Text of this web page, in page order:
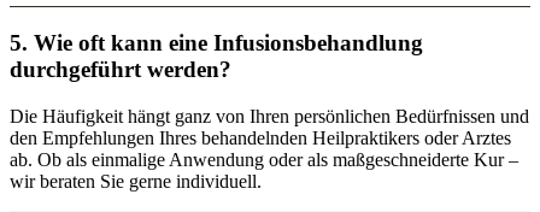
5. Wie oft kann eine Infusionsbehandlung
durchgeführt werden?
Die Häufigkeit hängt ganz von Ihren persönlichen Bedürfnissen und
den Empfehlungen Ihres behandelnden Heilpraktikers oder Arztes
ab. Ob als einmalige Anwendung oder als maßgeschneiderte Kur –
wir beraten Sie gerne individuell.